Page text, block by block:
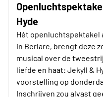
Hyde
Hét openluchtspektakel
in Berlare, brengt deze
musical over de
liefde en haat: Jekyll &
voorstelling op
Inschrijven zou alvast